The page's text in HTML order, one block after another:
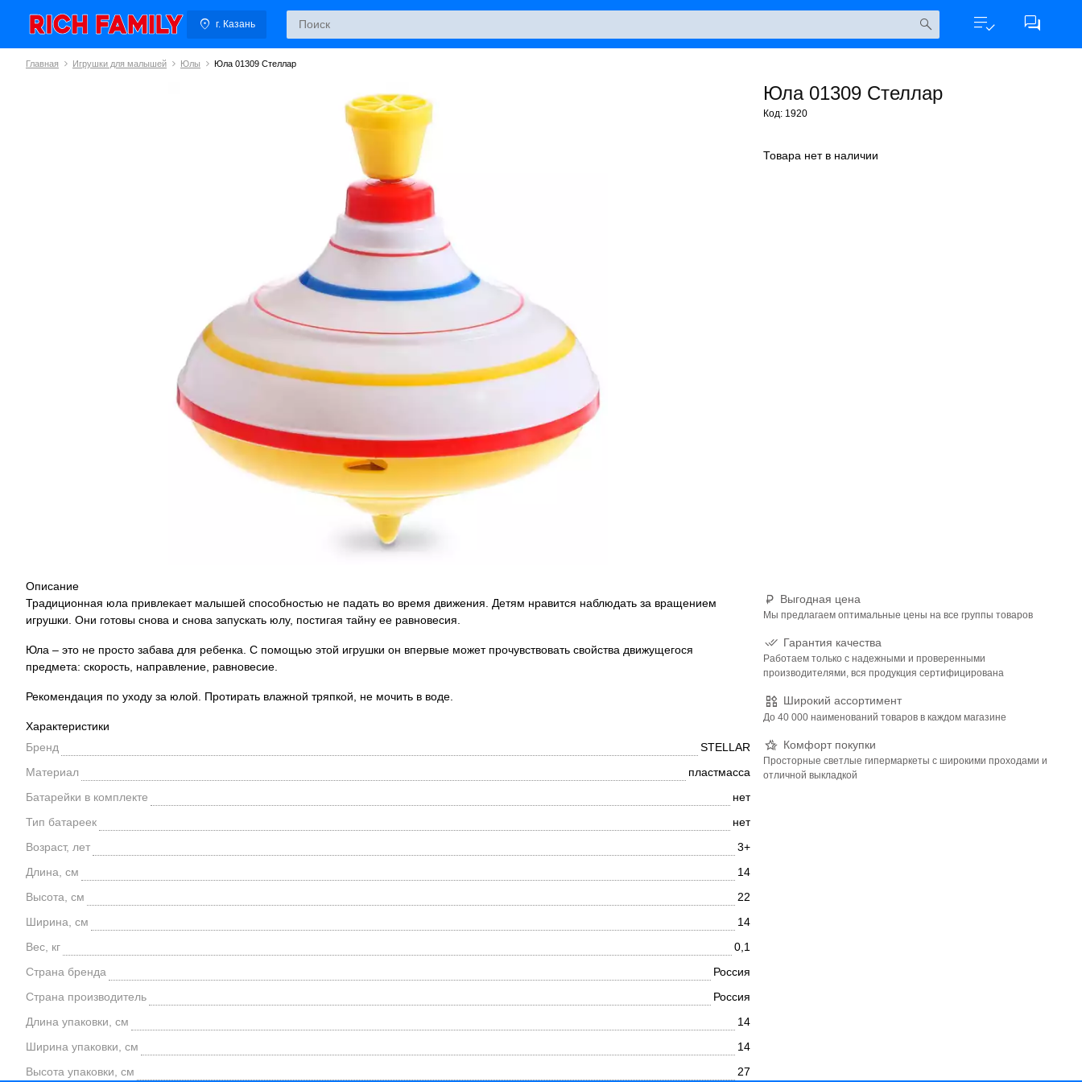
г. Казань
Главная Игрушки для малышей Юлы Юла 01309 Стеллар
Юла 01309 Стеллар
Код: 1920
Товара нет в наличии
Описание
Традиционная юла привлекает малышей способностью не падать во время движения. Детям нравится наблюдать за вращением
игрушки. Они готовы снова и снова запускать юлу, постигая тайну ее равновесия.
Юла – это не просто забава для ребенка. С помощью этой игрушки он впервые может прочувствовать свойства движущегося
предмета: скорость, направление, равновесие.
Рекомендация по уходу за юлой. Протирать влажной тряпкой, не мочить в воде.
Выгодная цена
Мы предлагаем оптимальные цены на все группы товаров
Гарантия качества
Работаем только с надежными и проверенными
производителями, вся продукция сертифицирована
Широкий ассортимент
До 40 000 наименований товаров в каждом магазине
Комфорт покупки
Просторные светлые гипермаркеты с широкими проходами и
отличной выкладкой
Характеристики
Бренд
STELLAR
Материал
пластмасса
Батарейки в комплекте
нет
Тип батареек
нет
Возраст, лет
3+
Длина, см
14
Высота, см
22
Ширина, см
14
Вес, кг
0,1
Страна бренда
Россия
Страна производитель
Россия
Длина упаковки, см
14
Ширина упаковки, см
14
Высота упаковки, см
27